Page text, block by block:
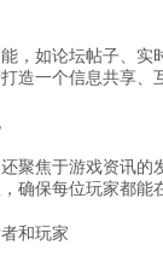
，如论坛帖子、
造一个信息共享
聚焦于游戏资讯
确保每位玩家都
和玩家